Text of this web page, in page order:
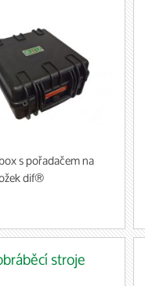
s pořadačem na
dif®
stroje